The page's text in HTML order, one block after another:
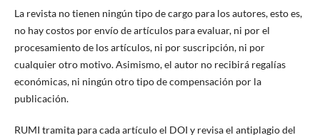
La revista no tienen ningún tipo de cargo para los autores, esto es,
no hay costos por envío de artículos para evaluar, ni por el
procesamiento de los artículos, ni por suscripción, ni por
cualquier otro motivo. Asimismo, el autor no recibirá regalías
económicas, ni ningún otro tipo de compensación por la
publicación.
RUMI tramita para cada artículo el DOI y revisa el antiplagio del